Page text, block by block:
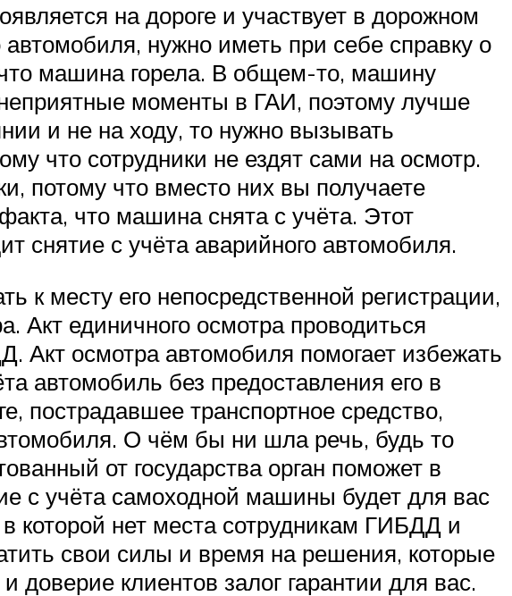
на дороге и участвует в дорожном
нужно иметь при себе справку о
машина горела. В общем-то, машину
неприятные моменты в ГАИ, поэтому лучше
и не на ходу, то нужно вызывать
что сотрудники не ездят сами на осмотр.
потому что вместо них вы получаете
что машина снята с учёта. Этот
снятие с учёта аварийного автомобиля.
к месту его непосредственной регистрации,
Акт единичного осмотра проводиться
осмотра автомобиля помогает избежать
автомобиль без предоставления его в
пострадавшее транспортное средство,
О чём бы ни шла речь, будь то
от государства орган поможет в
с учёта самоходной машины будет для вас
которой нет места сотрудникам ГИБДД и
свои силы и время на решения, которые
клиентов залог гарантии для вас.